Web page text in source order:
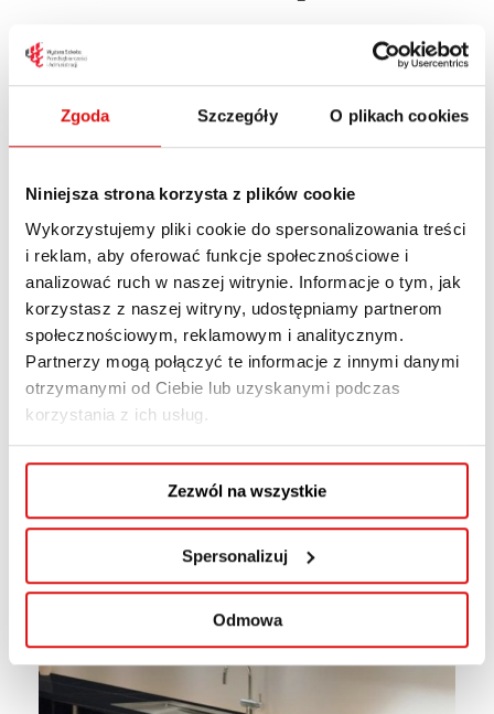
Zgoda Szczegóły O plikach cookies
Niniejsza strona korzysta z plików cookie
Wykorzystujemy pliki cookie do spersonalizowania treści
i reklam, aby oferować funkcje społecznościowe i
analizować ruch w naszej witrynie. Informacje o tym, jak
korzystasz z naszej witryny, udostępniamy partnerom
społecznościowym, reklamowym i analitycznym.
Partnerzy mogą połączyć te informacje z innymi danymi
otrzymanymi od Ciebie lub uzyskanymi podczas
korzystania z ich usług.
Zezwól na wszystkie
Spersonalizuj
Odmowa
21 marca, 2024 @ 11:00 am – 12:30 pm 21.03.2024
od godz. 11:00 Zapraszamy na warsztaty
tworzenia wyjątkowych ozdób wielkanocnych.
pięknego. Sam wybierzesz odpowiadającą Ci
technikę i zrobisz pisanki, które ozdobią Twój
dom na Wielkanoc! Warsztaty poprowadzi
Urszula Tomaszewska, nasza absolwentka
kierunku Projektowanie wnętrz. Zaproszenie na
bezpłatne warsztaty...